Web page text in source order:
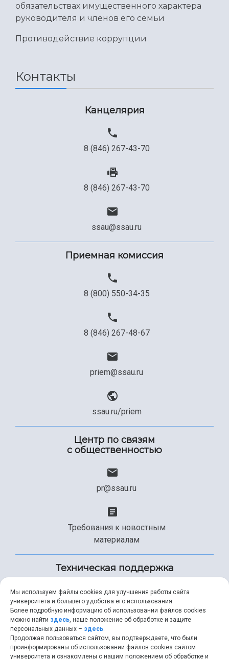
обязательствах имущественного характера
руководителя и членов его семьи
Противодействие коррупции
Контакты
Канцелярия
8 (846) 267-43-70
8 (846) 267-43-70
ssau@ssau.ru
Приемная комиссия
8 (800) 550-34-35
8 (846) 267-48-67
priem@ssau.ru
ssau.ru/priem
Центр по связям
с общественностью
pr@ssau.ru
Требования к новостным
материалам
Техническая поддержка
+7 (846) 267-49-99
help@ssau.ru
Мы используем файлы cookies для улучшения работы сайта
университета и большего удобства его использования.
Более подробную информацию об использовании файлов cookies
можно найти здесь, наше положение об обработке и защите
персональных данных – здесь.
Продолжая пользоваться сайтом, вы подтверждаете, что были
проинформированы об использовании файлов cookies сайтом
университета и ознакомлены с нашим положением об обработке и